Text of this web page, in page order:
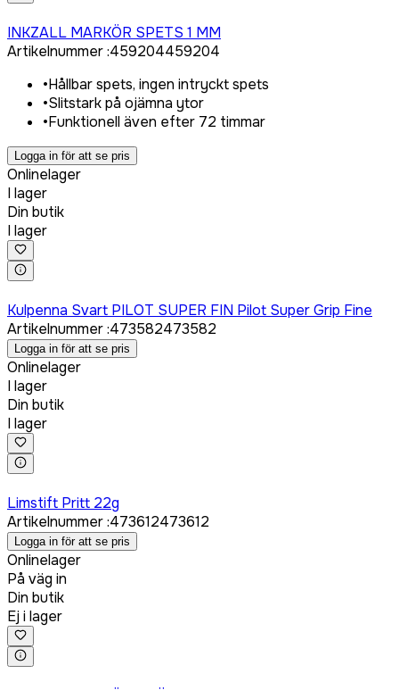
INKZALL MARKÖR SPETS 1 MM
Artikelnummer:459204459204
•Hållbar spets, ingen intryckt spets
•Slitstark på ojämna ytor
•Funktionell även efter 72 timmar
Logga in för att se pris
Onlinelager
I lager
Din butik
I lager
Kulpenna Svart PILOT SUPER FIN Pilot Super Grip Fine
Artikelnummer:473582473582
Logga in för att se pris
Onlinelager
I lager
Din butik
I lager
Limstift Pritt 22g
Artikelnummer:473612473612
Logga in för att se pris
Onlinelager
På väg in
Din butik
Ej i lager